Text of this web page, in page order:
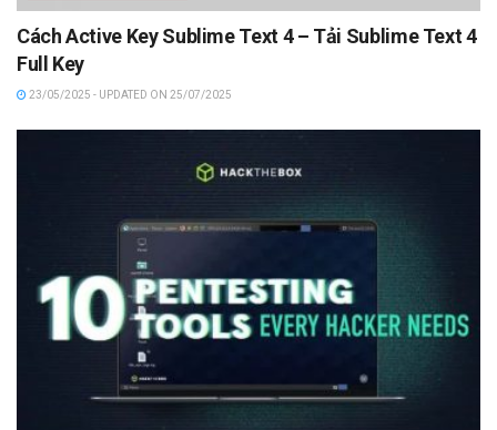
Cách Active Key Sublime Text 4 – Tải Sublime Text 4
Full Key
23/05/2025 - UPDATED ON 25/07/2025